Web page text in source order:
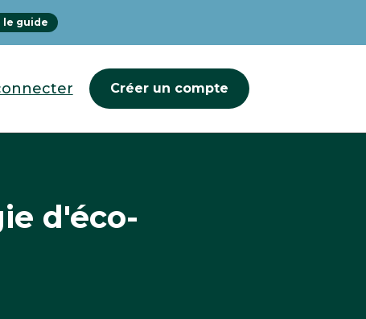
le guide
Créer un compte
d'éco-